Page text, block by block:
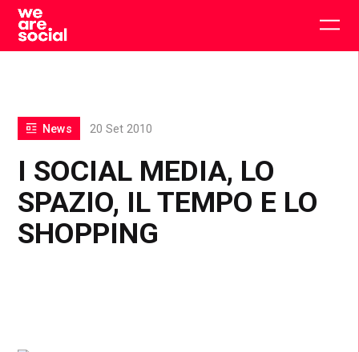
Skip
content
I SOCIAL MEDIA, LO
SPAZIO, IL TEMPO E LO
SHOPPING
News 20 Set 2010